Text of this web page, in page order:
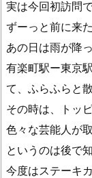
実は今回初訪問
ずーっと前に来
あの日は雨が降
有楽町駅ー東京
て、ふらふらと
その時は、トッ
色々な芸能人が
というのは後で知
今度はステーキ